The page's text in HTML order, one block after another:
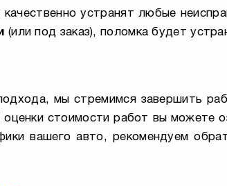
устранят любые
(или под заказ), поломка будет
мы стремимся завершить
стоимости работ вы можете
вашего авто, рекомендуем